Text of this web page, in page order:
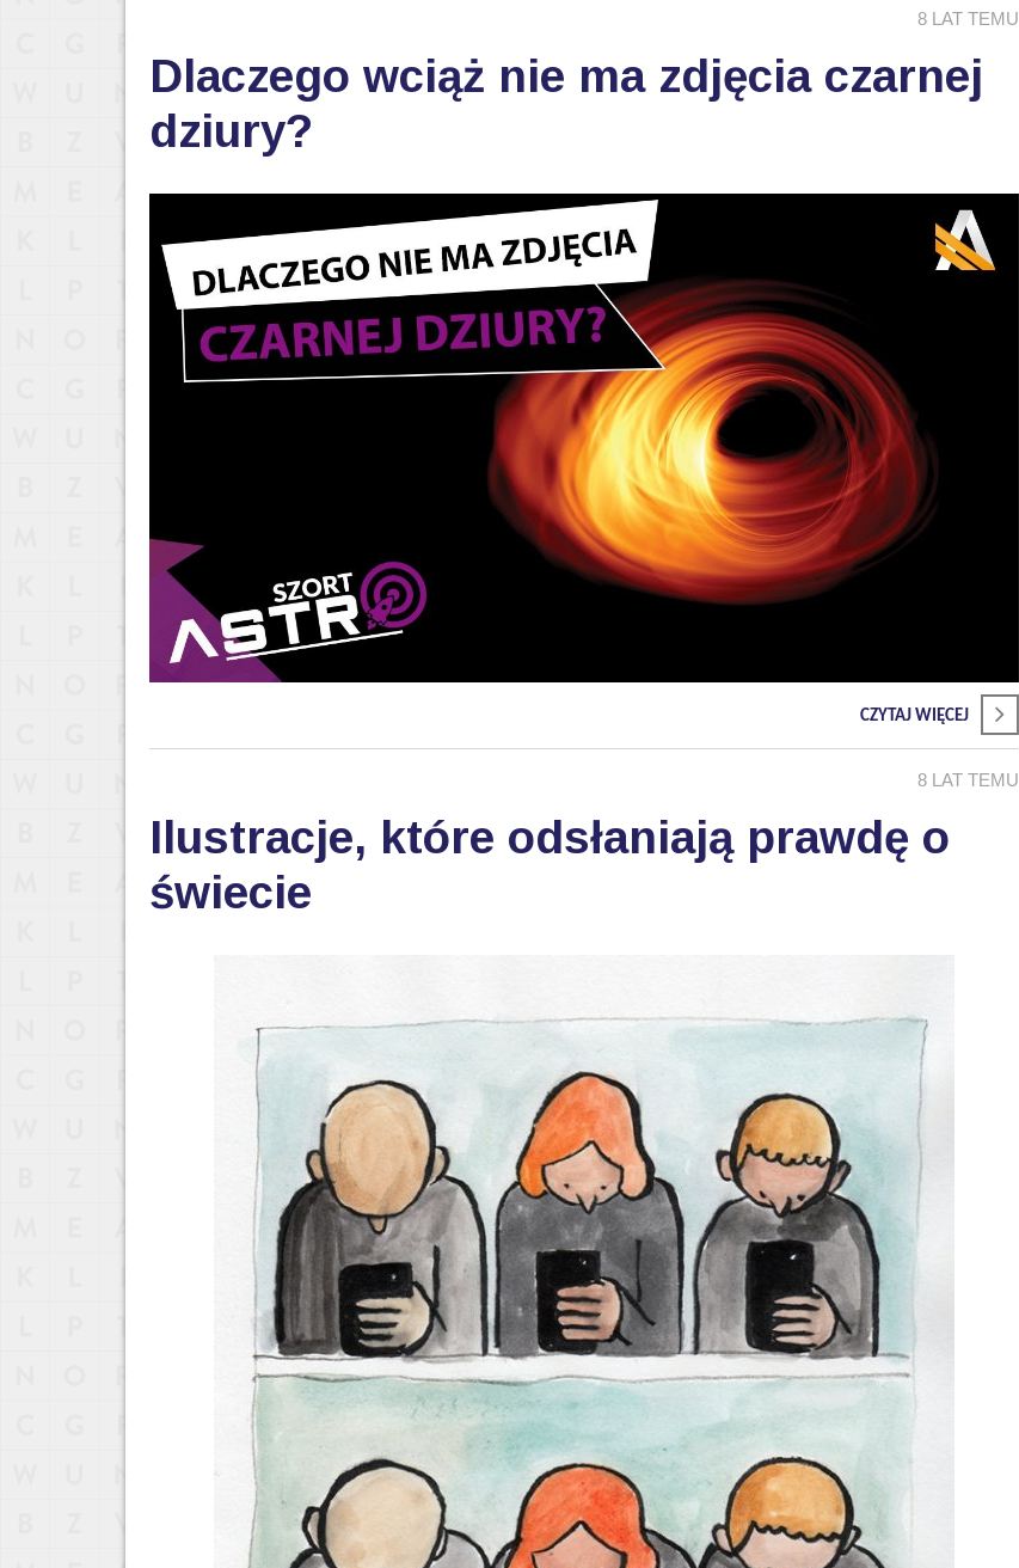
8 LAT TEMU
Dlaczego wciąż nie ma zdjęcia czarnej
dziury?
CZYTAJ WIĘCEJ
8 LAT TEMU
Ilustracje, które odsłaniają prawdę o
świecie